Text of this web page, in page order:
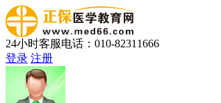
24小时客服电话：010-82311666
登录 注册